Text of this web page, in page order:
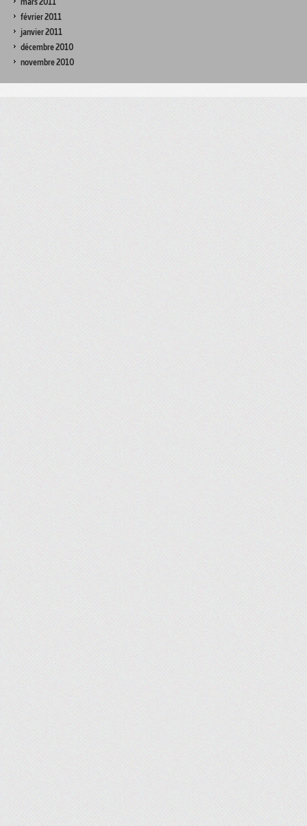
février 2011
janvier 2011
décembre 2010
novembre 2010